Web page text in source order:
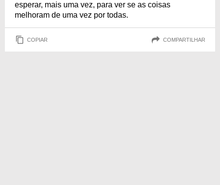
esperar, mais uma vez, para ver se as coisas
melhoram de uma vez por todas.
COPIAR COMPARTILHAR